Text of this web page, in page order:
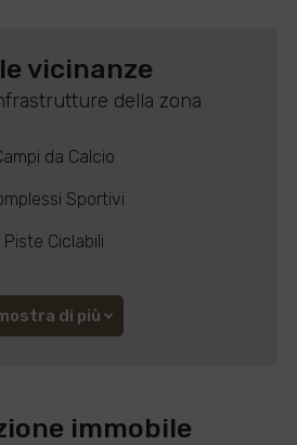
vicinanze
della zona
da Calcio
Sportivi
Piste Ciclabili
di più
immobile